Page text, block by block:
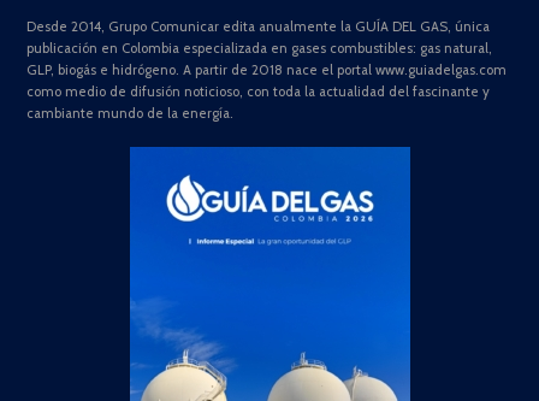
Desde 2014, Grupo Comunicar edita anualmente la GUÍA DEL GAS, única
publicación en Colombia especializada en gases combustibles: gas natural,
GLP, biogás e hidrógeno. A partir de 2018 nace el portal www.guiadelgas.com
como medio de difusión noticioso, con toda la actualidad del fascinante y
cambiante mundo de la energía.